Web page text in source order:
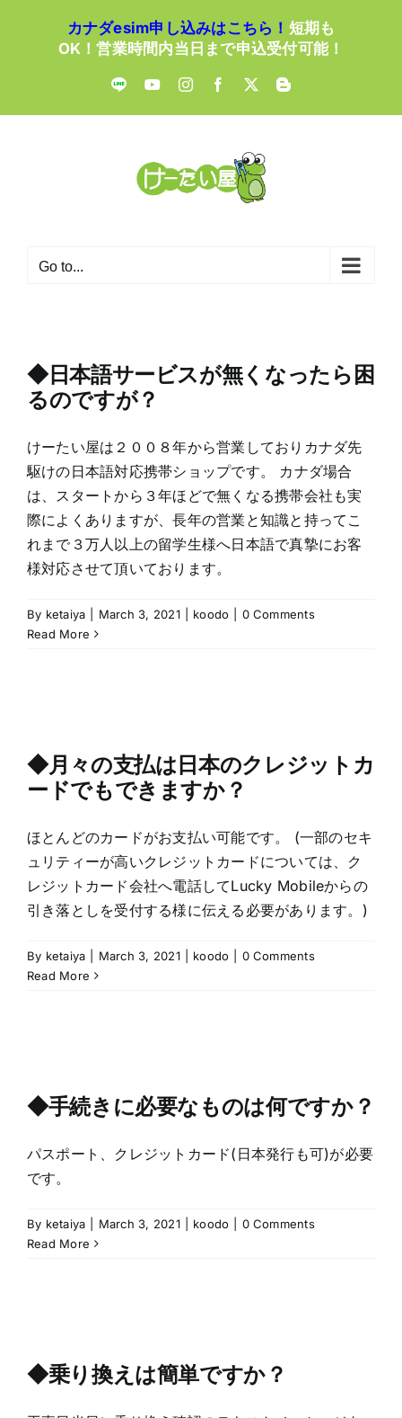
カナダesim申し込みはこちら！ 短期も
OK！営業時間内当日まで申込受付可能！
LINE YouTubeInstagramFacebook
X Blogger
Go to...
◆日本語サービスが無くなったら困
るのですが？
けーたい屋は２００８年から営業しておりカナダ先
駆けの日本語対応携帯ショップです。 カナダ場合
は、スタートから３年ほどで無くなる携帯会社も実
際によくありますが、長年の営業と知識と持ってこ
れまで３万人以上の留学生様へ日本語で真摯にお客
様対応させて頂いております。
By ketaiya March 3, 2021 koodo
0 Comments
Read More
◆月々の支払は日本のクレジットカ
ードでもできますか？
ほとんどのカードがお支払い可能です。 (一部のセキ
ュリティーが高いクレジットカードについては、ク
レジットカード会社へ電話してLucky Mobileからの
引き落としを受付する様に伝える必要があります。)
By ketaiya March 3, 2021 koodo
0 Comments
Read More
◆手続きに必要なものは何ですか？
パスポート、クレジットカード(日本発行も可)が必要
です。
By ketaiya March 3, 2021 koodo
0 Comments
Read More
◆乗り換えは簡単ですか？